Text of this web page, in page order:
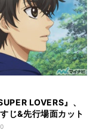
LOVERS』、
じ&先行場面カット